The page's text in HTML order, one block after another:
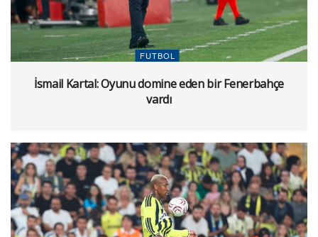
FUTBOL
İsmail Kartal: Oyunu domine eden bir Fenerbahçe
vardı